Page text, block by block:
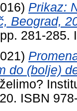
Prikaz:
Beograd,
281-285.
do (bolje)
ISBN